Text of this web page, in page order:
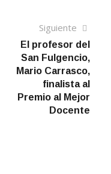
Siguiente
El profesor del
San Fulgencio,
Mario Carrasco,
finalista al
Premio al Mejor
Docente